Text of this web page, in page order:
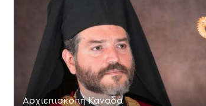
Αρχιεπισκοπή Καναδά